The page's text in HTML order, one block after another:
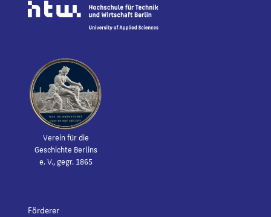
Verein für die
Geschichte Berlins
e. V., gegr. 1865
Förderer